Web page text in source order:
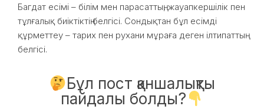
Багдат есімі – білім мен парасаттың, жауапкершілік пен
тұлғалық биіктіктің белгісі. Сондықтан бұл есімді
құрметтеу – тарих пен рухани мұраға деген ілтипаттың
белгісі.
Бұл пост қаншалықты
пайдалы болды?